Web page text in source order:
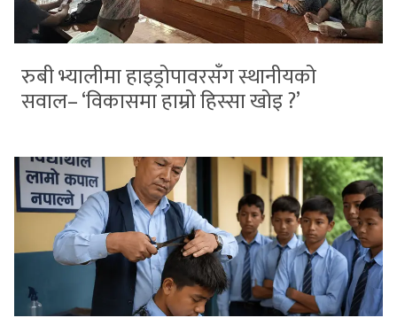
रुबी भ्यालीमा हाइड्रोपावरसँग स्थानीयको
सवाल– ‘विकासमा हाम्रो हिस्सा खोइ ?’